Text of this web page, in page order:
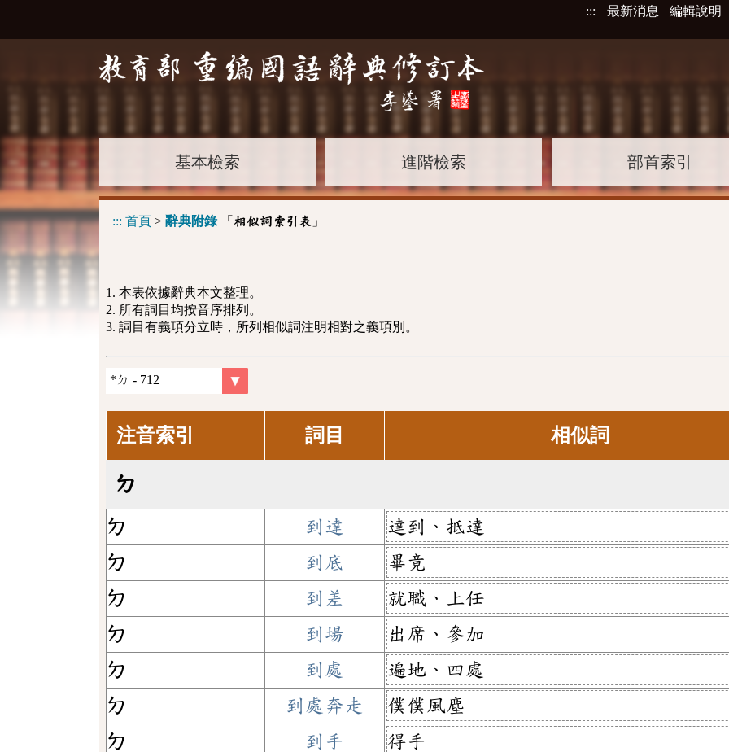
::: 最新消息 編輯說明
基本檢索 進階檢索 部首索引
::: 首頁 > 辭典附錄「 相似詞索引表 」
1. 本表依據辭典本文整理。
2. 所有詞目均按音序排列。
3. 詞目有義項分立時，所列相似詞注明相對之義項別。
注音索引 詞目 相似詞
ㄉ
ㄉ 到達
達到、抵達
ㄉ
到底
畢竟
ㄉ
到差
就職、上任
ㄉ
到場
出席、參加
ㄉ
到處
遍地、四處
ㄉ
到處奔走
僕僕風塵
ㄉ
到手
得手